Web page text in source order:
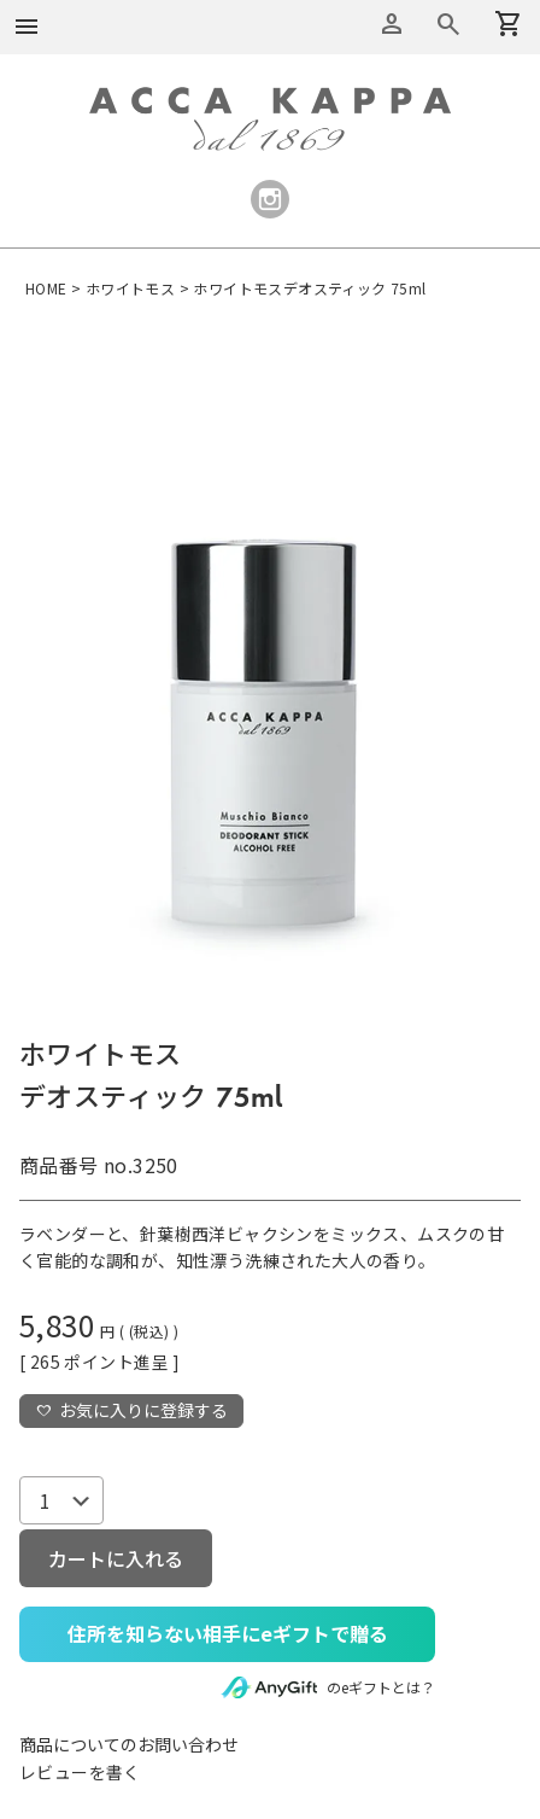
menu person search shopping_cart
HOME ホワイトモス ホワイトモスデオスティック 75ml
ホワイトモス
デオスティック 75ml
商品番号 no.3250
ラベンダーと、針葉樹西洋ビャクシンをミックス、ムスクの甘
く官能的な調和が、知性漂う洗練された大人の香り。
5,830 税込
[ 265 ポイント進呈 ]
お気に入りに登録する
カートに入れる
住所を知らない相手にeギフトで贈る
のeギフトとは？
商品についてのお問い合わせ
レビューを書く